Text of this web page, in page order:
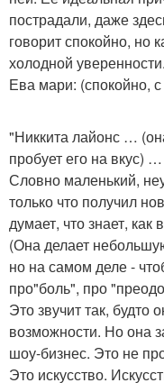
пострадали, даже
говорит спокойно, но
холодной уверенности.
Ева мари: (спокойно,
"Никкита лайонс …
пробует его на вкус)
Словно маленький,
только что получил
думает, что знает, как
(Она делает
но на самом деле -
про"боль", про
Это звучит так, будто
возможности. Но она
шоу-бизнес. Это не
Это искусство.